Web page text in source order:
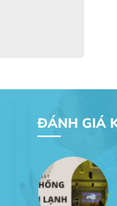
ĐÁNH GIÁ